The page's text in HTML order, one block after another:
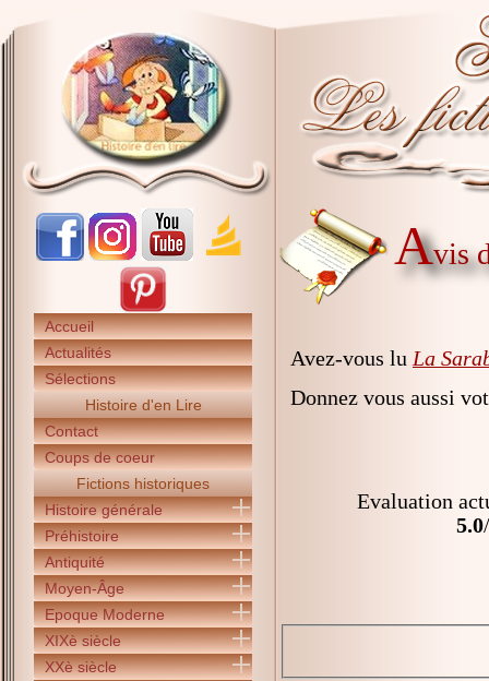
Accueil
Actualités
Sélections
Histoire d'en Lire
Contact
Coups de coeur
Fictions historiques
Histoire générale
Préhistoire
Antiquité
Moyen-Âge
Epoque Moderne
XIXè siècle
XXè siècle
Avis
Avez-vous lu La
Donnez vous aussi
Evaluation
5.0